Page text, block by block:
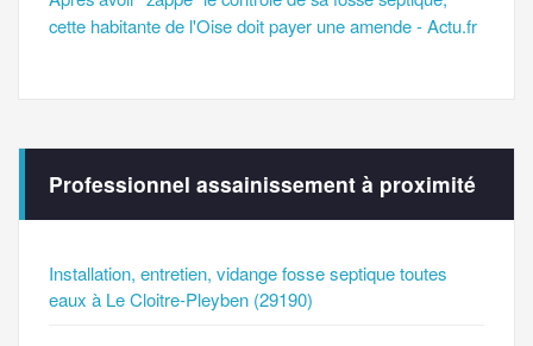
cette habitante de l'Oise doit payer une amende - Actu.fr
Professionnel assainissement à proximité
Installation, entretien, vidange fosse septique toutes
eaux à Le Cloitre-Pleyben (29190)